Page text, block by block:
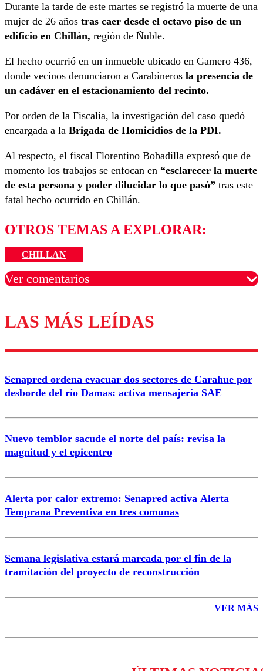
Durante la tarde de este martes se registró la muerte de una
mujer de 26 años tras caer desde el octavo piso de un
edificio en Chillán, región de Ñuble.
El hecho ocurrió en un inmueble ubicado en Gamero 436,
donde vecinos denunciaron a Carabineros la presencia de
un cadáver en el estacionamiento del recinto.
Por orden de la Fiscalía, la investigación del caso quedó
encargada a la Brigada de Homicidios de la PDI.
Al respecto, el fiscal Florentino Bobadilla expresó que de
momento los trabajos se enfocan en “esclarecer la muerte
de esta persona y poder dilucidar lo que pasó” tras este
fatal hecho ocurrido en Chillán.
OTROS TEMAS A EXPLORAR:
CHILLAN
Ver comentarios
Los comentarios son moderados para garantizar un
diálogo respetuoso.
Correo
LAS MÁS LEÍDAS
Senapred ordena evacuar dos sectores de Carahue por
desborde del río Damas: activa mensajería SAE
Nuevo temblor sacude el norte del país: revisa la
magnitud y el epicentro
Alerta por calor extremo: Senapred activa Alerta
Temprana Preventiva en tres comunas
Semana legislativa estará marcada por el fin de la
tramitación del proyecto de reconstrucción
VER MÁS